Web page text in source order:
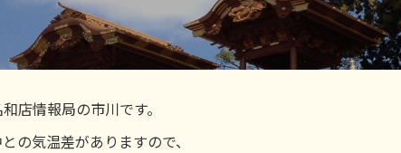
店情報局の市川です。
の気温差がありますので、